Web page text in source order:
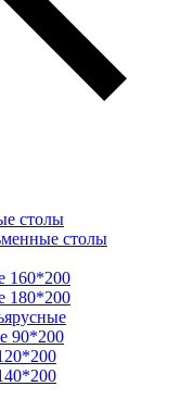
столы
столы
160*200
180*200
90*200